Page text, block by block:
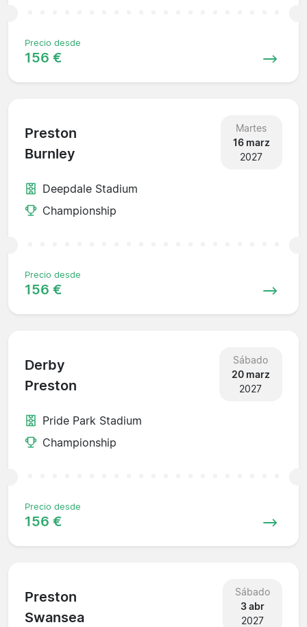
Precio desde
156 €
Preston
Burnley
Martes
16 marz
2027
Deepdale Stadium
Championship
Precio desde
156 €
Derby
Preston
Sábado
20 marz
2027
Pride Park Stadium
Championship
Precio desde
156 €
Preston
Swansea
Sábado
3 abr
2027